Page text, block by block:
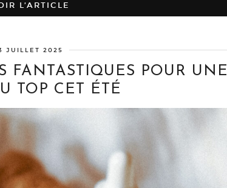
L’ARTICLE
JUILLET 2025
FANTASTIQUES POUR UNE
TOP CET ÉTÉ